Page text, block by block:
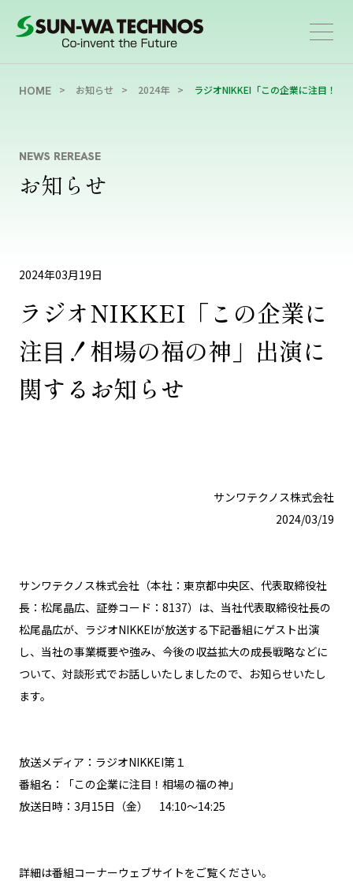
HOME お知らせ 2024年 ラジオNIKKEI「この企業に注⽬！
NEWS REREASE
お知らせ
2024年03月19日
ラジオNIKKEI「この企業に
注⽬！相場の福の神」出演に
関するお知らせ
サンワテクノス株式会社
2024/03/19
サンワテクノス株式会社（本社：東京都中央区、代表取締役社
長：松尾晶広、証券コード：8137）は、当社代表取締役社長の
松尾晶広が、ラジオNIKKEIが放送する下記番組にゲスト出演
し、当社の事業概要や強み、今後の収益拡大の成長戦略などに
ついて、対談形式でお話しいたしましたので、お知らせいたし
ます。
放送メディア：ラジオNIKKEI第１
番組名：「この企業に注目！相場の福の神」
放送日時：3月15日（金） 14:10～14:25
詳細は番組コーナーウェブサイトをご覧ください。